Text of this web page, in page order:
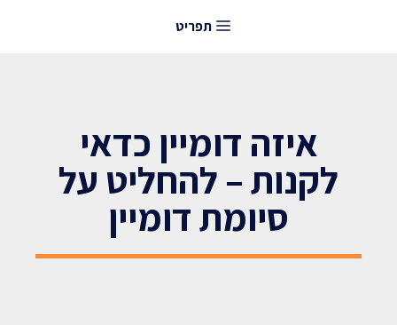
תפריט
איזה דומיין כדאי
לקנות – להחליט על
סיומת דומיין